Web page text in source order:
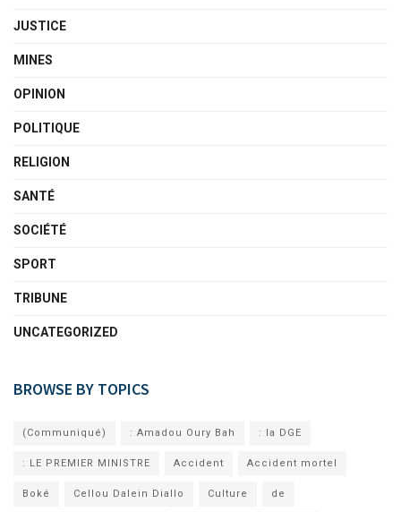
JUSTICE
MINES
OPINION
POLITIQUE
RELIGION
SANTÉ
SOCIÉTÉ
SPORT
TRIBUNE
UNCATEGORIZED
BROWSE BY TOPICS
(Communiqué) : Amadou Oury Bah : la DGE
: LE PREMIER MINISTRE Accident Accident mortel
Boké Cellou Dalein Diallo Culture de